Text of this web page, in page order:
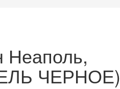
ЧЕРНОЕ)